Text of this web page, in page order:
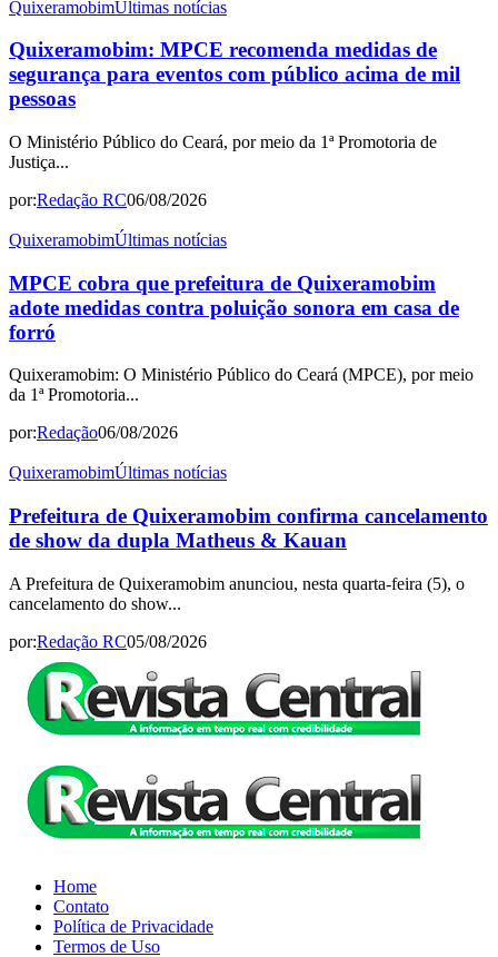
QuixeramobimÚltimas notícias
Quixeramobim: MPCE recomenda medidas de
segurança para eventos com público acima de mil
pessoas
O Ministério Público do Ceará, por meio da 1ª Promotoria de
Justiça...
por:Redação RC06/08/2026
QuixeramobimÚltimas notícias
MPCE cobra que prefeitura de Quixeramobim
adote medidas contra poluição sonora em casa de
forró
Quixeramobim: O Ministério Público do Ceará (MPCE), por meio
da 1ª Promotoria...
por:Redação06/08/2026
QuixeramobimÚltimas notícias
Prefeitura de Quixeramobim confirma cancelamento
de show da dupla Matheus & Kauan
A Prefeitura de Quixeramobim anunciou, nesta quarta-feira (5), o
cancelamento do show...
por:Redação RC05/08/2026
Home
Contato
Política de Privacidade
Termos de Uso